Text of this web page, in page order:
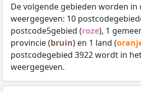
De volgende gebieden worden in
weergegeven: 10
postcode5gebied (roze), 1
provincie (bruin) en 1 land (
postcodegebied 3922 wordt in
weergegeven.